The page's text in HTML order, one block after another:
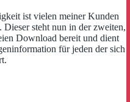
ist vielen meiner Kunden
Dieser steht nun in der zweiten,
Download bereit und dient
für jeden der sich